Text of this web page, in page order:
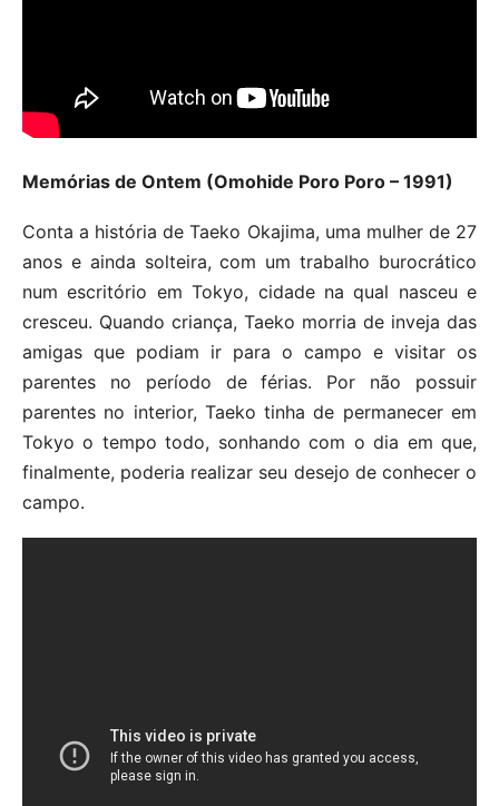
Memórias de Ontem (Omohide Poro Poro – 1991)
Conta a história de Taeko Okajima, uma mulher de 27
anos e ainda solteira, com um trabalho burocrático
num escritório em Tokyo, cidade na qual nasceu e
cresceu. Quando criança, Taeko morria de inveja das
amigas que podiam ir para o campo e visitar os
parentes no período de férias. Por não possuir
parentes no interior, Taeko tinha de permanecer em
Tokyo o tempo todo, sonhando com o dia em que,
finalmente, poderia realizar seu desejo de conhecer o
campo.